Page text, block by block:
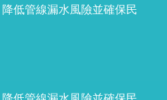
低管線漏水風險並確保民